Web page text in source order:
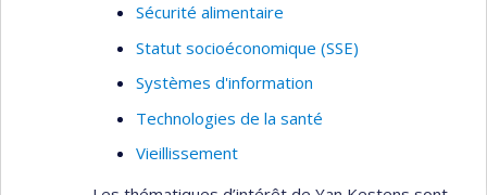
Sécurité alimentaire
Statut socioéconomique (SSE)
Systèmes d'information
Technologies de la santé
Vieillissement